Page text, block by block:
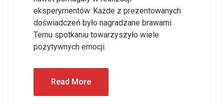
eksperymentów. Każde z prezentowanych
doświadczeń było nagradzane brawami.
Temu spotkaniu towarzyszyło wiele
pozytywnych emocji.
Read More